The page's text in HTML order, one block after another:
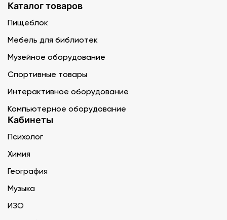
Каталог товаров
Пищеблок
Мебель для библиотек
Музейное оборудование
Спортивные товары
Интерактивное оборудование
Компьютерное оборудование
Кабинеты
Психолог
Химия
География
Музыка
ИЗО